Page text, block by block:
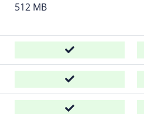
512 MB